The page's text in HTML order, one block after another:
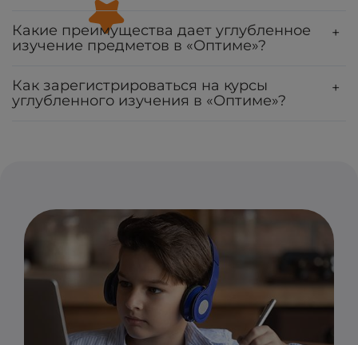
Какие преимущества дает углубленное
изучение предметов в «Оптиме»?
+
Как зарегистрироваться на курсы
углубленного изучения в «Оптиме»?
+